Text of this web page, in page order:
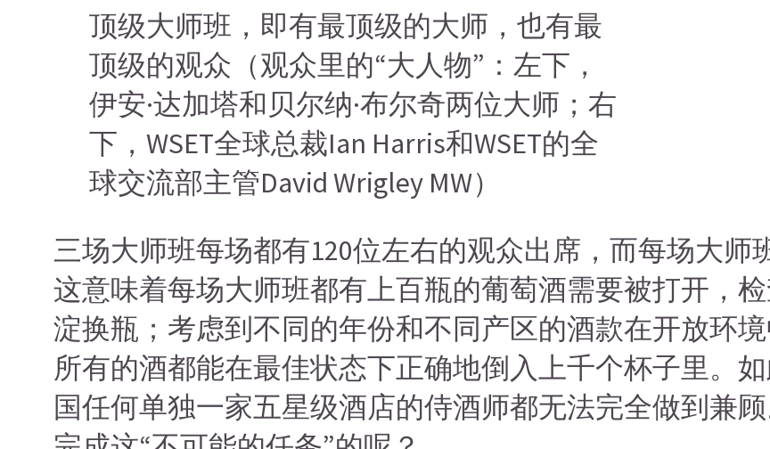
顶级大师班，即有最顶级的大师，也有最
顶级的观众（观众里的“大人物”：左下，
伊安·达加塔和贝尔纳·布尔奇两位大师；右
下，WSET全球总裁Ian Harris和WSET的全
球交流部主管David Wrigley MW）
三场大师班每场都有120位左右的观众出席，而每场大师
这意味着每场大师班都有上百瓶的葡萄酒需要被打开，
淀换瓶；考虑到不同的年份和不同产区的酒款在开放环
所有的酒都能在最佳状态下正确地倒入上千个杯子里。
国任何单独一家五星级酒店的侍酒师都无法完全做到兼